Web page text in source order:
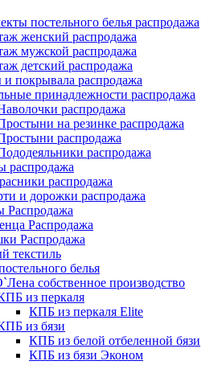
постельного белья распродажа
женский распродажа
мужской распродажа
детский распродажа
покрывала распродажа
принадлежности распродажа
распродажа
на резинке распродажа
распродажа
распродажа
распродажа
распродажа
и дорожки распродажа
Распродажа
Распродажа
текстиль
белья
собственное производство
из перкаля
КПБ из перкаля Elite
из бязи
КПБ из белой отбеленной бязи
КПБ из бязи Эконом